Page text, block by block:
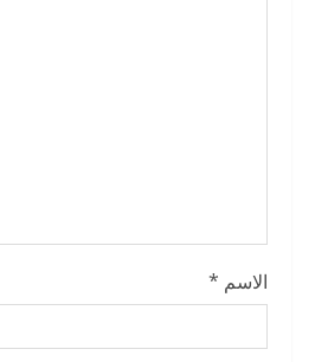
الاسم *